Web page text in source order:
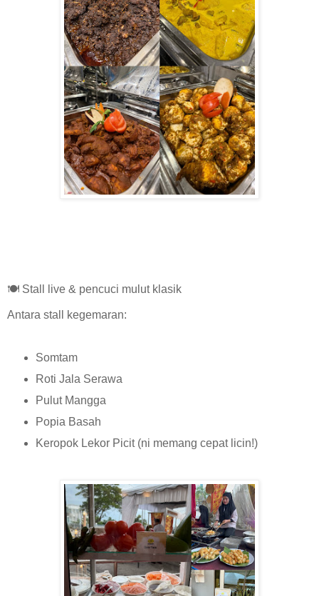
🍽️ Stall live & pencuci mulut klasik
Antara stall kegemaran:
Somtam
Roti Jala Serawa
Pulut Mangga
Popia Basah
Keropok Lekor Picit (ni memang cepat licin!)